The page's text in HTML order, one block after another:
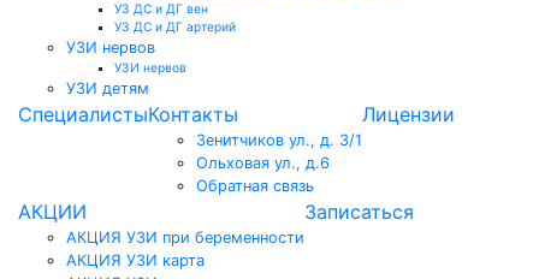
УЗ ДС и ДГ вен
УЗ ДС и ДГ артерий
УЗИ нервов
УЗИ нервов
УЗИ детям
СпециалистыКонтакты
Зенитчиков ул., д. 3/1
Ольховая ул., д.6
Обратная связь
Лицензии
АКЦИИ
АКЦИЯ УЗИ при беременности
АКЦИЯ УЗИ карта
Записаться